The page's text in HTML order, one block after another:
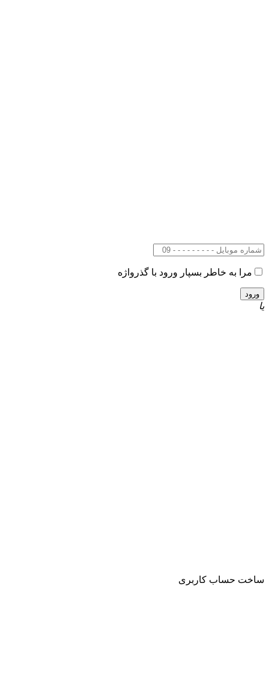
مرا به خاطر بسپار ورود با گذرواژه
یا
ساخت حساب کاربری